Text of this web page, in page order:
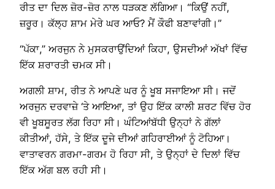
ਰੀਤ ਦਾ ਦਿਲ ਜ਼ੋਰ-ਜ਼ੋਰ ਨਾਲ ਧੜਕਣ ਲੱਗਿਆ। “ਕਿਉਂ ਨਹੀਂ,
ਜ਼ਰੂਰ। ਕੱਲ੍ਹ ਸ਼ਾਮ ਮੇਰੇ ਘਰ ਆਓ? ਮੈਂ ਕੌਫੀ ਬਣਾਵਾਂਗੀ।”
“ਪੱਕਾ,” ਅਰਜੁਨ ਨੇ ਮੁਸਕਰਾਉਂਦਿਆਂ ਕਿਹਾ, ਉਸਦੀਆਂ ਅੱਖਾਂ ਵਿੱਚ
ਇੱਕ ਸ਼ਰਾਰਤੀ ਚਮਕ ਸੀ।
ਅਗਲੀ ਸ਼ਾਮ, ਰੀਤ ਨੇ ਆਪਣੇ ਘਰ ਨੂੰ ਖੂਬ ਸਜਾਇਆ ਸੀ। ਜਦੋਂ
ਅਰਜੁਨ ਦਰਵਾਜ਼ੇ ‘ਤੇ ਆਇਆ, ਤਾਂ ਉਹ ਇੱਕ ਕਾਲੀ ਸ਼ਰਟ ਵਿੱਚ ਹੋਰ
ਵੀ ਖੂਬਸੂਰਤ ਲੱਗ ਰਿਹਾ ਸੀ। ਘੰਟਿਆਂਬੱਧੀ ਉਨ੍ਹਾਂ ਨੇ ਗੱਲਾਂ
ਕੀਤੀਆਂ, ਹੱਸੇ, ਤੇ ਇੱਕ ਦੂਜੇ ਦੀਆਂ ਗਹਿਰਾਈਆਂ ਨੂੰ ਟੋਹਿਆ।
ਵਾਤਾਵਰਨ ਗਰਮਾ-ਗਰਮ ਹੋ ਰਿਹਾ ਸੀ, ਤੇ ਉਨ੍ਹਾਂ ਦੇ ਦਿਲਾਂ ਵਿੱਚ
ਇੱਕ ਅੱਗ ਬਲ ਰਹੀ ਸੀ।